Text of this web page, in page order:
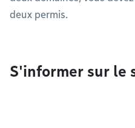
deux permis.
S'informer sur le